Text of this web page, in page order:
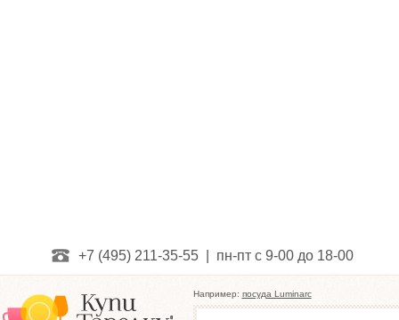
+7 (495) 211-35-55 | пн-пт с 9-00 до 18-00
Например: посуда Luminarc